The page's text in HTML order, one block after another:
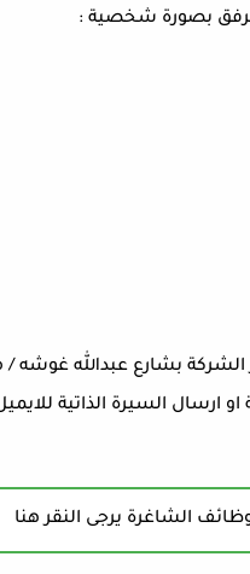
مرفق بصورة شخصية :
الشاغرة يرجى النقر هنا